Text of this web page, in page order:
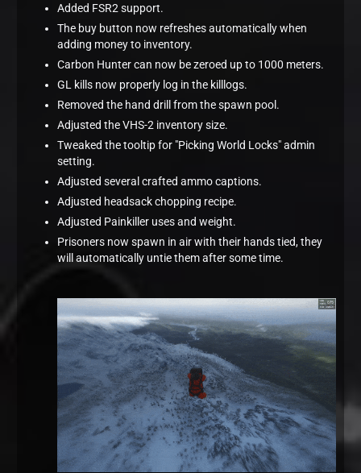
Added FSR2 support.
The buy button now refreshes automatically when
adding money to inventory.
Carbon Hunter can now be zeroed up to 1000 meters.
GL kills now properly log in the killlogs.
Removed the hand drill from the spawn pool.
Adjusted the VHS-2 inventory size.
Tweaked the tooltip for "Picking World Locks" admin
setting.
Adjusted several crafted ammo captions.
Adjusted headsack chopping recipe.
Adjusted Painkiller uses and weight.
Prisoners now spawn in air with their hands tied, they
will automatically untie them after some time.